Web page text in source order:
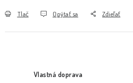
Tlač Opýtať sa Zdieľať
Vlastná doprava